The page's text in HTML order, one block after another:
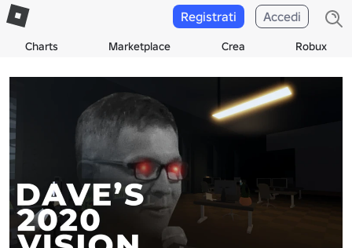
Charts Marketplace Crea Robux
Registrati Accedi